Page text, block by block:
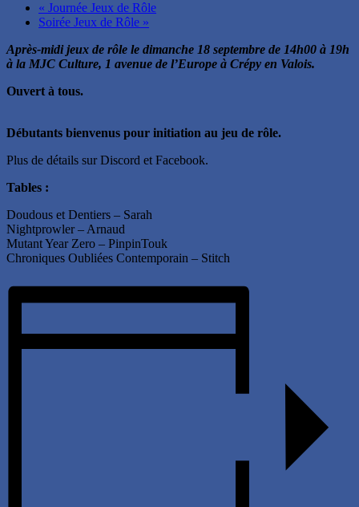
« Journée Jeux de Rôle
Soirée Jeux de Rôle »
Après-midi jeux de rôle le dimanche 18 septembre de 14h00 à 19h
à la MJC Culture, 1 avenue de l’Europe à Crépy en Valois.
Ouvert à tous.
Débutants bienvenus pour initiation au jeu de rôle.
Plus de détails sur Discord et Facebook.
Tables :
Doudous et Dentiers – Sarah
Nightprowler – Arnaud
Mutant Year Zero – PinpinTouk
Chroniques Oubliées Contemporain – Stitch